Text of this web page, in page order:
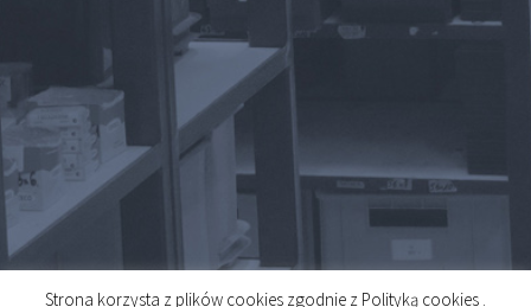
Strona korzysta z plików cookies zgodnie z Polityką cookies .